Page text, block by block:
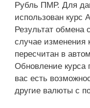
Рубль ПМР. Для
использован курс
Результат обмена
случае изменения
пересчитан в
Обновление курса
вас есть
другие валюты с